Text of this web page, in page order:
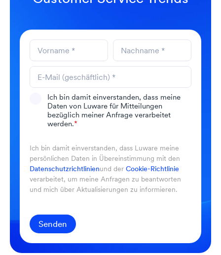
Ich bin damit einverstanden, dass meine
Daten von Luware für Mitteilungen
bezüglich meiner Anfrage verarbeitet
werden.*
Ich bin damit einverstanden, dass Luware meine
persönlichen Daten in Übereinstimmung mit den
Datenschutzrichtlinienund der Cookie-Richtlinie
verarbeitet, um meine Anfragen zu beantworten
und mich über Aktualisierungen zu informieren.
Senden